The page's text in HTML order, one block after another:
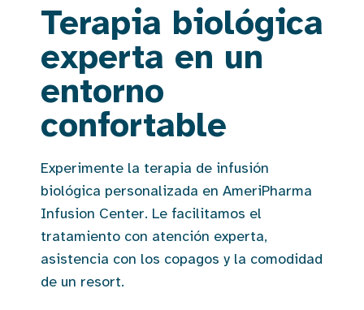
Terapia biológica
experta en un
entorno
confortable
Experimente la terapia de infusión
biológica personalizada en AmeriPharma
Infusion Center. Le facilitamos el
tratamiento con atención experta,
asistencia con los copagos y la comodidad
de un resort.